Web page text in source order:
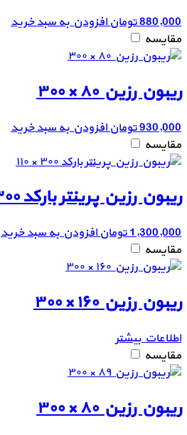
880,000تومانافزودن به سبد خرید
مقایسه
ریبون رزین ۸۰ × ۳۰۰
930,000تومانافزودن به سبد خرید
مقایسه
ریبون رزین پرینتر بارکد ۳۰۰ × ۱۱۰
1,300,000تومانافزودن به سبد خرید
مقایسه
ریبون رزین ۱۶۰ × ۳۰۰
اطلاعات بیشتر
مقایسه
ریبون رزین ۸۰ × ۳۰۰